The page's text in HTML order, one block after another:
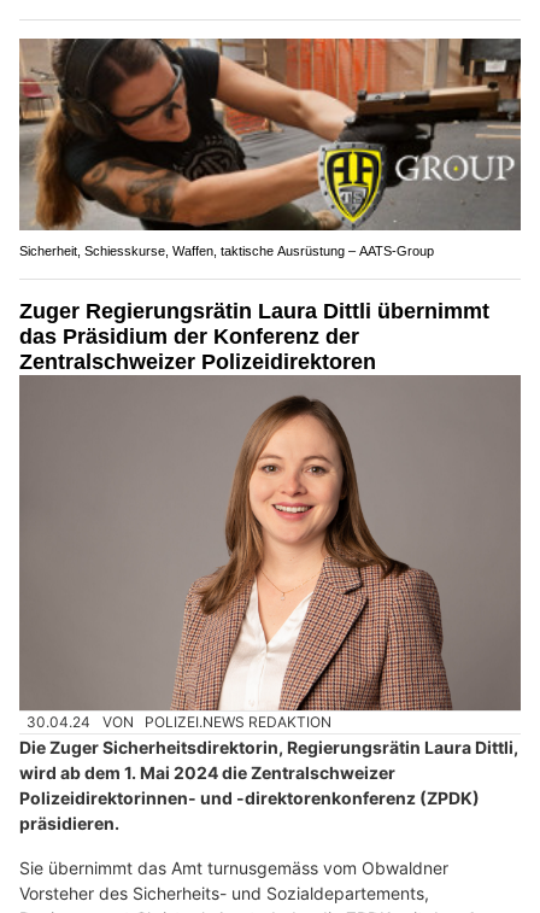
Sicherheit, Schiesskurse, Waffen, taktische Ausrüstung – AATS-Group
Zuger Regierungsrätin Laura Dittli übernimmt
das Präsidium der Konferenz der
Zentralschweizer Polizeidirektoren
30.04.24 VON POLIZEI.NEWS REDAKTION
Die Zuger Sicherheitsdirektorin, Regierungsrätin Laura Dittli,
wird ab dem 1. Mai 2024 die Zentralschweizer
Polizeidirektorinnen- und -direktorenkonferenz (ZPDK)
präsidieren.
Sie übernimmt das Amt turnusgemäss vom Obwaldner
Vorsteher des Sicherheits- und Sozialdepartements,